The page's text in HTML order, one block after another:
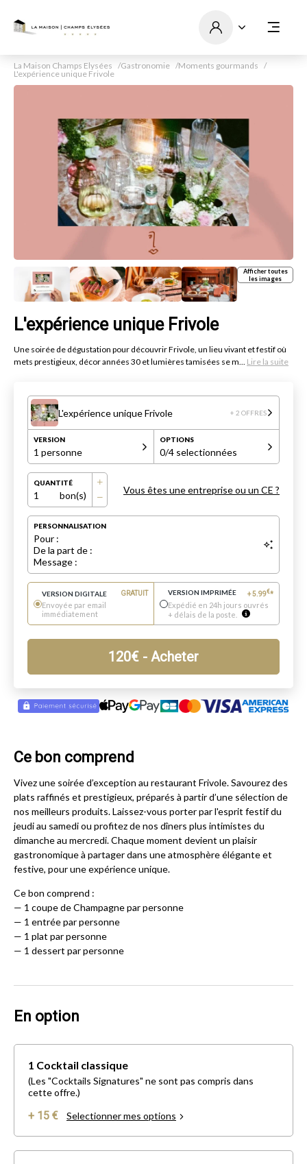
La Maison Champs Elysées Gastronomie
Moments gourmands
L'expérience unique Frivole
Afficher toutes
les images
L'expérience unique Frivole
Une soirée de dégustation pour découvrir Frivole, un lieu vivant et festif où
mets prestigieux, décor années 30 et lumières tamisées se m... Lire la suite
L'expérience unique Frivole + 2 OFFRES
VERSION
1 personne
OPTIONS
0/4 selectionnées
QUANTITÉ
1 bon(s) Vous êtes une entreprise ou un CE ?
PERSONNALISATION
Pour :
De la part de :
Message :
VERSION DIGITALE GRATUIT
Envoyée par email
immédiatement
VERSION IMPRIMÉE +5.99€*
Expédié en 24h jours ouvrés
+ délais de la poste.
120€ - Acheter
Ce bon comprend
Vivez une soirée d’exception au restaurant Frivole. Savourez des
plats raffinés et prestigieux, préparés à partir d’une sélection de
nos meilleurs produits. Laissez-vous porter par l'esprit festif du
jeudi au samedi ou profitez de nos dîners plus intimistes du
dimanche au mercredi. Chaque moment devient un plaisir
gastronomique à partager dans une atmosphère élégante et
festive, pour une expérience unique.
Ce bon comprend :
— 1 coupe de Champagne par personne
— 1 entrée par personne
— 1 plat par personne
— 1 dessert par personne
En option
1 Cocktail classique
(Les "Cocktails Signatures" ne sont pas compris dans
cette offre.)
+ 15 € Selectionner mes options